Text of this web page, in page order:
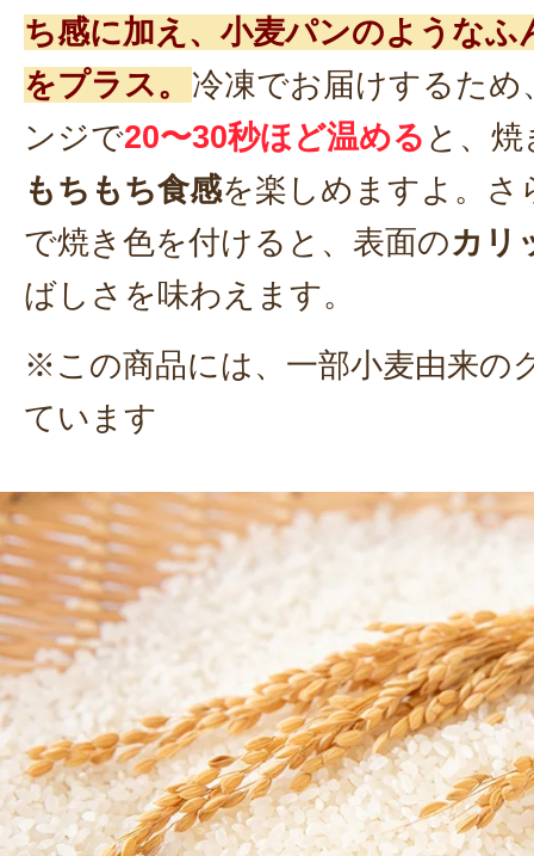
ち感に加え、小麦パンのようなふ
をプラス。 冷凍でお届けするため
ンジで20〜30秒ほど温める と、
もちもち食感を楽しめますよ。さ
で焼き色を付けると、表面のカリ
ばしさを味わえます。
※この商品には、一部小麦由来の
ています